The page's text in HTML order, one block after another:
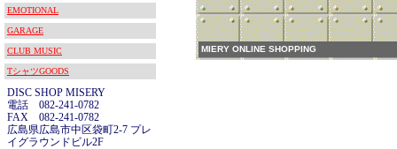
EMOTIONAL
GARAGE
CLUB MUSIC
TシャツGOODS
DISC SHOP MISERY
電話 082-241-0782
FAX 082-241-0782
広島県広島市中区袋町2-7 プレ
イグラウンドビル2F
MIERY ONLINE SHOPPING